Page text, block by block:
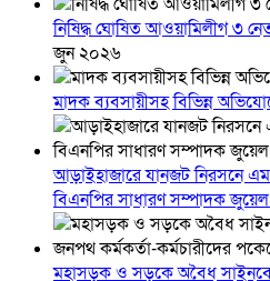
নিষিদ্ধ ঘোষিত আওয়ামিলীগ ৩
জুন ২০২৬
মাদক ব্যবসায়ীসহ বিভিন্ন
আড়াইহাজারে যানজট নিরসনে
বিএনপির সাধারণ সম্পাদক জুয়েল
মহাসড়ক ও সড়কে অবৈধ